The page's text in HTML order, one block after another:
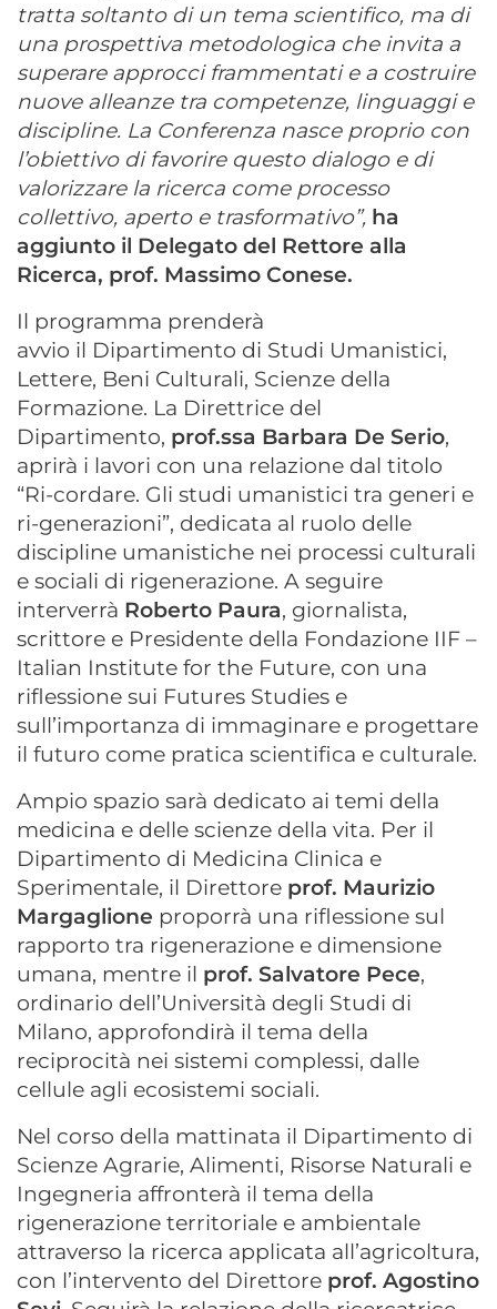
tratta soltanto di un tema scientifico, ma di
una prospettiva metodologica che invita a
superare approcci frammentati e a costruire
nuove alleanze tra competenze, linguaggi e
discipline. La Conferenza nasce proprio con
l’obiettivo di favorire questo dialogo e di
valorizzare la ricerca come processo
collettivo, aperto e trasformativo”, ha
aggiunto il Delegato del Rettore alla
Ricerca, prof. Massimo Conese.
Il programma prenderà
avvio il Dipartimento di Studi Umanistici,
Lettere, Beni Culturali, Scienze della
Formazione. La Direttrice del
Dipartimento, prof.ssa Barbara De Serio,
aprirà i lavori con una relazione dal titolo
“Ri-cordare. Gli studi umanistici tra generi e
ri-generazioni”, dedicata al ruolo delle
discipline umanistiche nei processi culturali
e sociali di rigenerazione. A seguire
interverrà Roberto Paura, giornalista,
scrittore e Presidente della Fondazione IIF –
Italian Institute for the Future, con una
riflessione sui Futures Studies e
sull’importanza di immaginare e progettare
il futuro come pratica scientifica e culturale.
Ampio spazio sarà dedicato ai temi della
medicina e delle scienze della vita. Per il
Dipartimento di Medicina Clinica e
Sperimentale, il Direttore prof. Maurizio
Margaglione proporrà una riflessione sul
rapporto tra rigenerazione e dimensione
umana, mentre il prof. Salvatore Pece,
ordinario dell’Università degli Studi di
Milano, approfondirà il tema della
reciprocità nei sistemi complessi, dalle
cellule agli ecosistemi sociali.
Nel corso della mattinata il Dipartimento di
Scienze Agrarie, Alimenti, Risorse Naturali e
Ingegneria affronterà il tema della
rigenerazione territoriale e ambientale
attraverso la ricerca applicata all’agricoltura,
con l’intervento del Direttore prof. Agostino